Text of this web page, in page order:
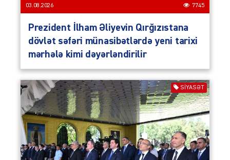
03.08.2026 7745
Prezident İlham Əliyevin Qırğızıstana
dövlət səfəri münasibətlərdə yeni tarixi
mərhələ kimi dəyərləndirilir
SIYASƏT